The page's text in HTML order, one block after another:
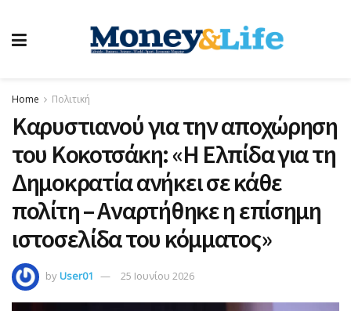
Home Πολιτική
Καρυστιανού για την αποχώρηση
του Κοκοτσάκη: «Η Ελπίδα για τη
Δημοκρατία ανήκει σε κάθε
πολίτη – Αναρτήθηκε η επίσημη
ιστοσελίδα του κόμματος»
byUser01 25 Ιουνίου 2026